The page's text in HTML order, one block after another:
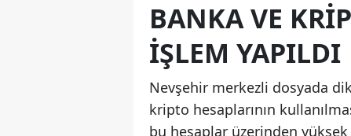
BANKA VE
IŞLEM YAPILDI
Nevşehir merkezli dosyada
kripto hesaplarının
bu hesaplar üzerinden